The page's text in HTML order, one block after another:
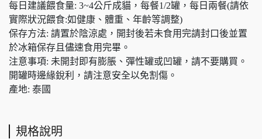
每日建議餵食量: 3~4公斤成貓，每餐1/2罐，每日兩餐(請依
實際狀況餵食:如健康、體重、年齡等調整)
保存方法: 請置於陰涼處，開封後若未食用完請封口後並置
於冰箱保存且儘速食用完畢。
注意事項: 未開封即有膨脹、彈性罐或凹罐，請不要購買。
開罐時邊緣銳利，請注意安全以免割傷。
產地: 泰國
規格說明